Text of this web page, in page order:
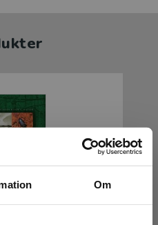
Om
arters bevarande